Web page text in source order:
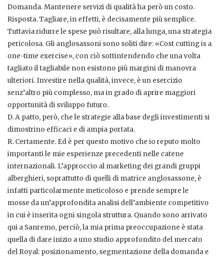
Domanda. Mantenere servizi di qualità ha però un costo.
Risposta. Tagliare, in effetti, è decisamente più semplice.
Tuttavia ridurre le spese può risultare, alla lunga, una strategia
pericolosa. Gli anglosassoni sono soliti dire: «Cost cutting is a
one-time exercise», con ciò sottintendendo che una volta
tagliato il tagliabile non esistono più margini di manovra
ulteriori. Investire nella qualità, invece, è un esercizio
senz’altro più complesso, ma in grado di aprire maggiori
opportunità di sviluppo futuro.
D. A patto, però, che le strategie alla base degli investimenti si
dimostrino efficaci e di ampia portata.
R. Certamente. Ed è per questo motivo che io reputo molto
importanti le mie esperienze precedenti nelle catene
internazionali. L’approccio al marketing dei grandi gruppi
alberghieri, soprattutto di quelli di matrice anglosassone, è
infatti particolarmente meticoloso e prende sempre le
mosse da un’approfondita analisi dell’ambiente competitivo
in cui è inserita ogni singola struttura. Quando sono arrivato
qui a Sanremo, perciò, la mia prima preoccupazione è stata
quella di dare inizio a uno studio approfondito del mercato
del Royal: posizionamento, segmentazione della domanda e